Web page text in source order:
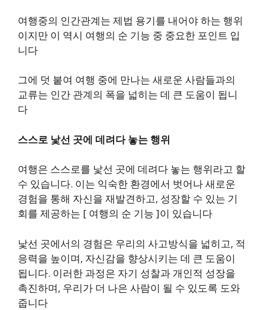
여행중의 인간관계는 제법 용기를 내어야 하는 행위
이지만 이 역시 여행의 순 기능 중 중요한 포인트 입
니다
그에 덧 붙여 여행 중에 만나는 새로운 사람들과의
교류는 인간 관계의 폭을 넓히는 데 큰 도움이 됩니
다
스스로 낯선 곳에 데려다 놓는 행위
여행은 스스로를 낯선 곳에 데려다 놓는 행위라고 할
수 있습니다. 이는 익숙한 환경에서 벗어나 새로운
경험을 통해 자신을 재발견하고, 성장할 수 있는 기
회를 제공하는 [ 여행의 순 기능 ]이 있습니다
낯선 곳에서의 경험은 우리의 사고방식을 넓히고, 적
응력을 높이며, 자신감을 향상시키는 데 큰 도움이
됩니다. 이러한 과정은 자기 성찰과 개인적 성장을
촉진하며, 우리가 더 나은 사람이 될 수 있도록 도와
줍니다